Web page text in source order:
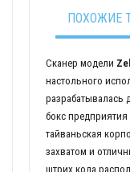
ПОХОЖИЕ
Сканер модели
настольного
разрабатывалась
бокс
тайваньская
захватом и
штрих кода